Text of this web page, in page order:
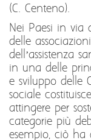
(C. Centeno).
Nei Paesi in via
delle
dell’assistenza
in una delle
e sviluppo delle
sociale
attingere per
categorie più
esempio, ciò